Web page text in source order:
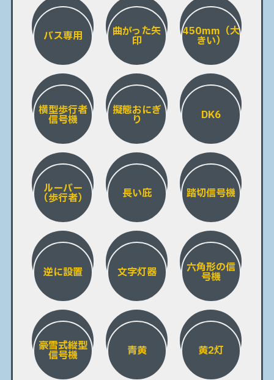
バス専用 曲がった矢
印
450mm（大
きい）
横型歩行者
信号機
擬態おにぎ
り DK6
ルーバー
（歩行者） 長い庇 踏切信号機
逆に設置 文字灯器 六角形の信
号機
豪雪式縦型
信号機 青黄 黄2灯